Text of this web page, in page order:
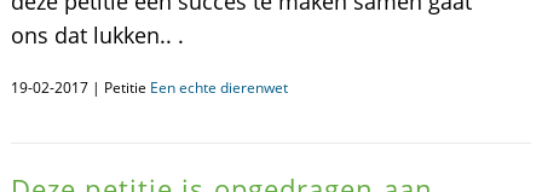
ons dat lukken.. .
19-02-2017 | Petitie Een echte dierenwet